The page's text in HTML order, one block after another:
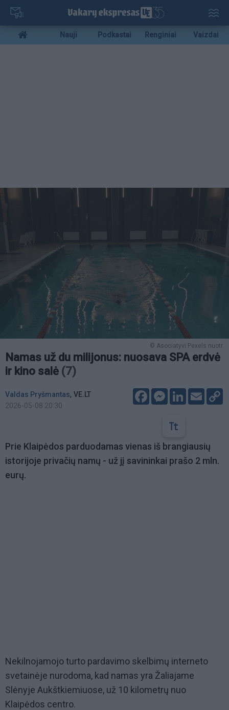
Pereiti
pagrindinį
turinį
Mobile
menu
Nauji Podkastai Renginiai Vaizdai
© Asociatyvi Pexels nuotr.
Namas už du milijonus: nuosava SPA erdvė
ir kino salė (7)
Valdas Pryšmantas, VE.LT
2026-05-08 20:30
FacebookMessenger
LinkedIn
Email
Prie Klaipėdos parduodamas vienas iš brangiausių
istorijoje privačių namų - už jį savininkai prašo 2 mln.
eurų.
Nekilnojamojo turto pardavimo skelbimų interneto
svetainėje nurodoma, kad namas yra Žaliajame
Slėnyje Aukštkiemiuose, už 10 kilometrų nuo
Klaipėdos centro.